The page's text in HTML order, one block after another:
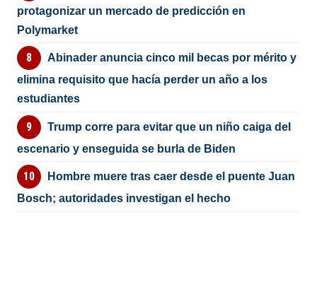
protagonizar un mercado de predicción en
Polymarket
Abinader anuncia cinco mil becas por mérito y
elimina requisito que hacía perder un año a los
estudiantes
Trump corre para evitar que un niño caiga del
escenario y enseguida se burla de Biden
Hombre muere tras caer desde el puente Juan
Bosch; autoridades investigan el hecho